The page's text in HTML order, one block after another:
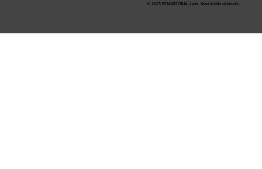
© 2025 ECMSGLOBAL.com. Tous droits réservés.